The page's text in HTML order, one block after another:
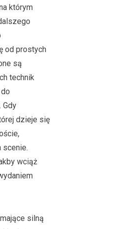
którym
od prostych
są
technik
Gdy
dzieje się
scenie.
wciąż
silną